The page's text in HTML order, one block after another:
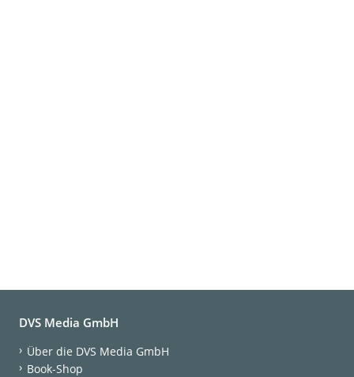
DVS Media GmbH
Über die DVS Media GmbH
Book-Shop